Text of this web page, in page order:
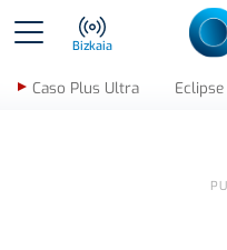
Bizkaia
Caso Plus Ultra Eclipse